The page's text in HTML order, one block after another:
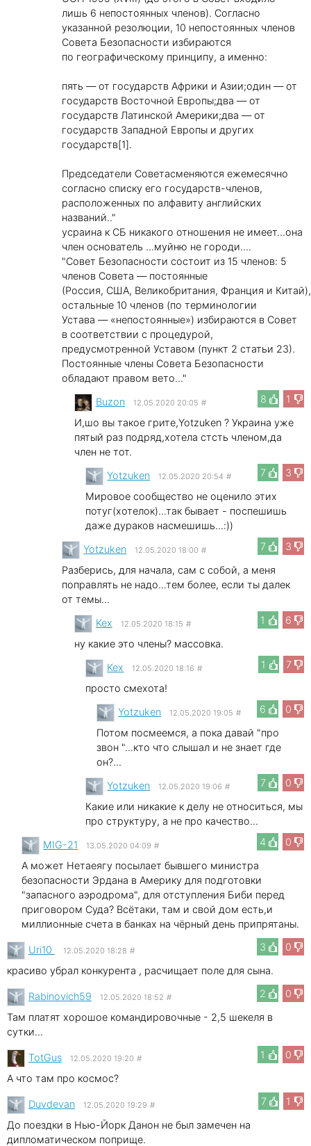
лишь 6 непостоянных членов). Согласно
указанной резолюции, 10 непостоянных членов
Совета Безопасности избираются
по географическому принципу, а именно:
пять — от государств Африки и Азии;один — от
государств Восточной Европы;два — от
государств Латинской Америки;два — от
государств Западной Европы и других
государств[1].
Председатели Советасменяются ежемесячно
согласно списку его государств-членов,
расположенных по алфавиту английских
названий.."
усраина к СБ никакого отношения не имеет...она
член основатель ...муйню не городи....
"Совет Безопасности состоит из 15 членов: 5
членов Совета — постоянные
(Россия, США, Великобритания, Франция и Китай),
остальные 10 членов (по терминологии
Устава — «непостоянные») избираются в Совет
в соответствии с процедурой,
предусмотренной Уставом (пункт 2 статьи 23).
Постоянные члены Совета Безопасности
обладают правом вето..."
8
1
Buzon 12.05.2020 20:05 #
И,шо вы такое грите,Yotzuken ? Украина уже
пятый раз подряд,хотела стсть членом,да
член не тот.
7
3
Yotzuken 12.05.2020 20:54 #
Мировое сообщество не оценило этих
потуг(хотелок)...так бывает - поспешишь
даже дураков насмешишь...:))
7
3
Yotzuken 12.05.2020 18:00 #
Разберись, для начала, сам с собой, а меня
поправлять не надо...тем более, если ты далек
от темы...
1
6
Kex 12.05.2020 18:15 #
ну какие это члены? массовка.
1
7
Kex 12.05.2020 18:16 #
просто смехота!
6
0
Yotzuken 12.05.2020 19:05 #
Потом посмеемся, а пока давай "про
звон "...кто что слышал и не знает где
он?...
7
0
Yotzuken 12.05.2020 19:06 #
Какие или никакие к делу не относиться, мы
про структуру, а не про качество...
4
0
MIG-21 13.05.2020 04:09 #
А может Нетаеягу посылает бывшего министра
безопасности Эрдана в Америку для подготовки
"запасного аэродрома", для отступления Биби перед
приговором Суда? Всётаки, там и свой дом есть,и
миллионные счета в банках на чёрный день припрятаны.
3
0
Uri10 12.05.2020 18:28 #
красиво убрал конкурента , расчищает поле для сына.
2
0
Rabinovich59 12.05.2020 18:52 #
Там платят хорошое командировочные - 2,5 шекеля в
сутки...
1
0
TotGus 12.05.2020 19:20 #
А что там про космос?
7
1
Duvdevan 12.05.2020 19:29 #
До поездки в Нью-Йорк Данон не был замечен на
дипломатическом поприще.